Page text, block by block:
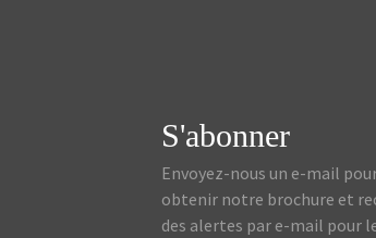
S'abonner
Envoyez-nous un e-mail
obtenir notre brochure et
des alertes par e-mail pour